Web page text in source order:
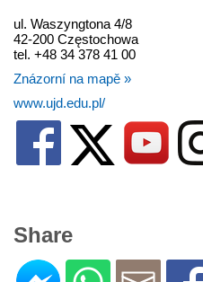
ul. Waszyngtona 4/8
42-200 Częstochowa
tel. +48 34 378 41 00
Znázorní na mapě »
www.ujd.edu.pl/
Share